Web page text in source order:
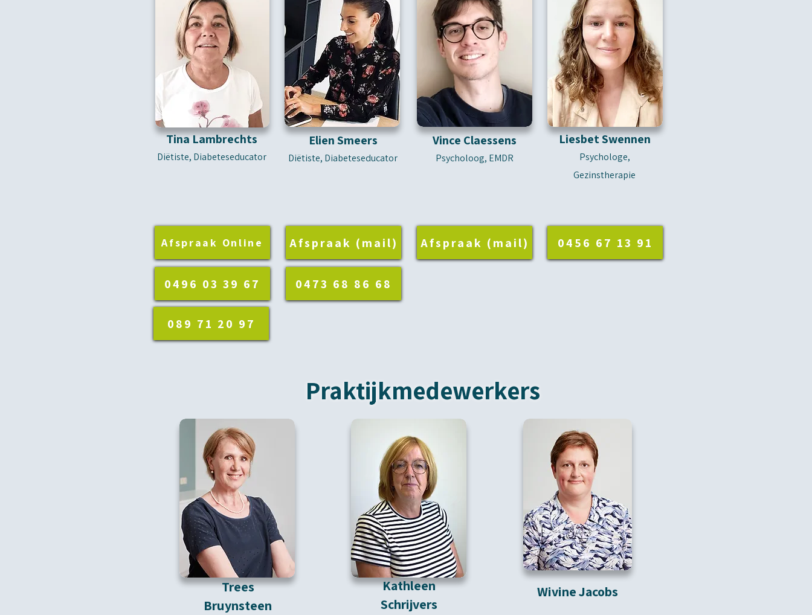
Tina Lambrechts
Diëtiste, Diabeteseducator
Elien Smeers
Diëtiste, Diabeteseducator
Vince Claessens
Psycholoog, EMDR
Liesbet Swennen
Psychologe,
Gezinstherapie
Afspraak Online
0496 03 39 67
Afspraak (mail) Afspraak (mail) 0456 67 13 91
0473 68 86 68
089 71 20 97
Praktijkmedewerkers
Trees
Bruynsteen
Kathleen
Schrijvers
Wivine Jacobs